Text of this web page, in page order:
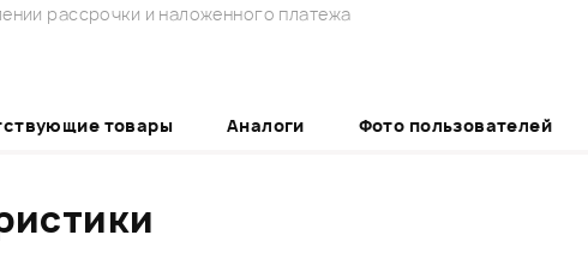
рассрочки и наложенного платежа
товары Аналоги Фото пользователей